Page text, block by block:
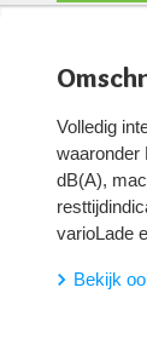
Volledig
waaronder
dB(A),
varioLade
Bekijk